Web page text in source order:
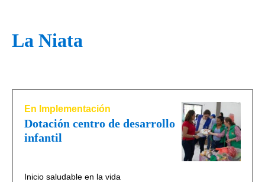
La Niata
En Implementación
Dotación centro de desarrollo
infantil
Inicio saludable en la vida